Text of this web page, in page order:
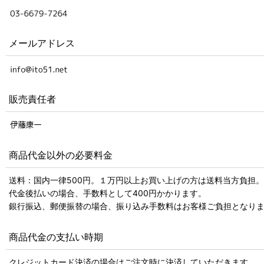
メールアドレス
販売責任者
商品代金以外の必要料金
送料：国内一律500円。１万円以上お買い上げの方は送料当方負担。
代金後払いの場合、手数料として400円かかります。
銀行振込、郵便振替の場合、振り込み手数料はお客様ご負担となり
商品代金の支払い時期
クレジットカード決済の場合はご注文時に決済していただきます。